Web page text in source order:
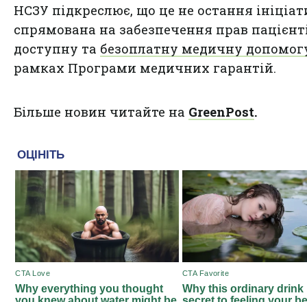
НСЗУ підкреслює, що це не остання
спрямована на забезпечення прав
доступну та безоплатну медичну
рамках Програми медичних гарантій.
Більше новин читайте на GreenPost.